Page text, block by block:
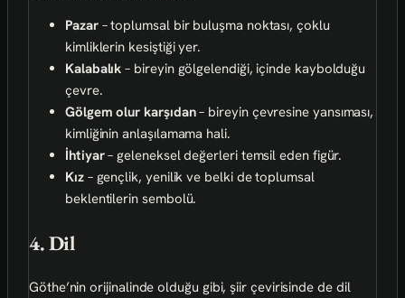
Pazar– toplumsal bir buluşma noktası, çoklu
kimliklerin kesiştiği yer.
Kalabalık – bireyin gölgelendiği, içinde kaybolduğu
çevre.
Gölgem olur karşıdan– bireyin çevresine yansıması,
kimliğinin anlaşılamama hali.
İhtiyar– geleneksel değerleri temsil eden figür.
Kız– gençlik, yenilik ve belki de toplumsal
beklentilerin sembolü.
4. Dil
Göthe’nin orijinalinde olduğu gibi, şiir çevirisinde de dil